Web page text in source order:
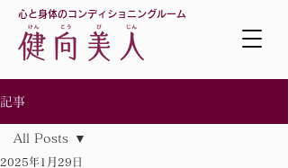
心と身体のコンディショニングルーム
記事
All Posts
2025年1月29日